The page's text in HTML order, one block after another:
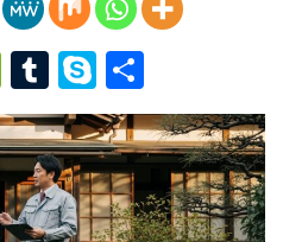
W
e
C
h
at
T
u
m
bl
r
S
ky
p
e
有